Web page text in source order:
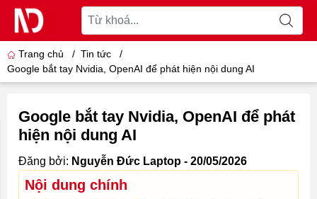
Trang chủ / Tin tức
/
Google bắt tay Nvidia, OpenAI để phát hiện nội dung AI
Google bắt tay Nvidia, OpenAI để phát
hiện nội dung AI
Đăng bởi: Nguyễn Đức Laptop - 20/05/2026
Nội dung chính